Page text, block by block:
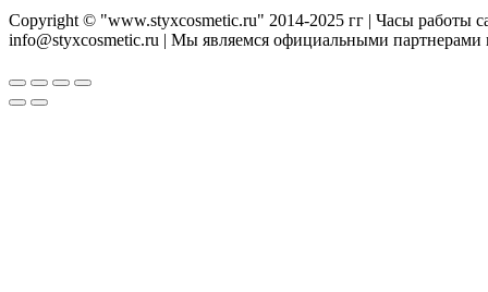
Copyright © "www.styxcosmetic.ru" 2014-2025 гг | Часы работы
info@styxcosmetic.ru | Мы являемся официальными